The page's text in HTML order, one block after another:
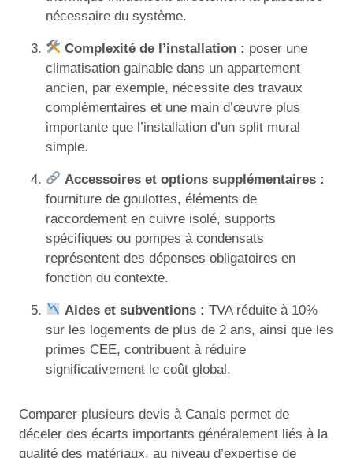
nécessaire du système.
Complexité de l’installation : poser une
climatisation gainable dans un appartement
ancien, par exemple, nécessite des travaux
complémentaires et une main d’œuvre plus
importante que l’installation d’un split mural
simple.
Accessoires et options supplémentaires :
fourniture de goulottes, éléments de
raccordement en cuivre isolé, supports
spécifiques ou pompes à condensats
représentent des dépenses obligatoires en
fonction du contexte.
Aides et subventions : TVA réduite à 10%
sur les logements de plus de 2 ans, ainsi que les
primes CEE, contribuent à réduire
significativement le coût global.
Comparer plusieurs devis à Canals permet de
déceler des écarts importants généralement liés à la
qualité des matériaux, au niveau d’expertise de